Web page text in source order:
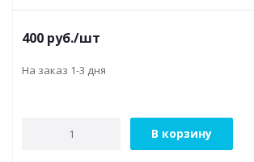
400 руб./шт
На заказ 1-3 дня
В корзину